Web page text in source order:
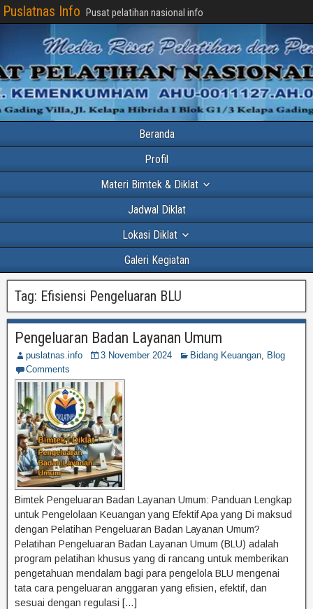
Puslatnas Info Pusat pelatihan nasional info
Beranda
Profil
Materi Bimtek & Diklat
Jadwal Diklat
Lokasi Diklat
Galeri Kegiatan
Tag: Efisiensi Pengeluaran BLU
Pengeluaran Badan Layanan Umum
puslatnas.info 3 November 2024 Bidang Keuangan, Blog
Comments
Bimtek Pengeluaran Badan Layanan Umum: Panduan Lengkap
untuk Pengelolaan Keuangan yang Efektif Apa yang Di maksud
dengan Pelatihan Pengeluaran Badan Layanan Umum?
Pelatihan Pengeluaran Badan Layanan Umum (BLU) adalah
program pelatihan khusus yang di rancang untuk memberikan
pengetahuan mendalam bagi para pengelola BLU mengenai
tata cara pengeluaran anggaran yang efisien, efektif, dan
sesuai dengan regulasi […]